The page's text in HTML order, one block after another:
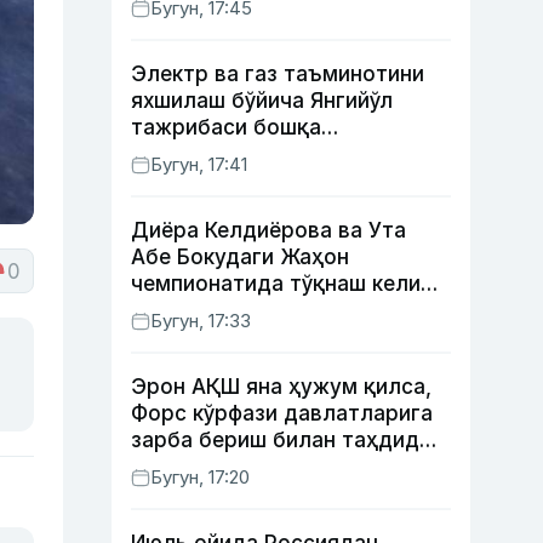
0
Бугун, 17:45
Электр ва газ таъминотини
яхшилаш бўйича Янгийўл
тажрибаси бошқа
ҳудудларда ҳам жорий
этилади
Бугун, 17:41
Диёра Келдиёрова ва Ута
Абе Бокудаги Жаҳон
чемпионатида тўқнаш келиши
мумкин — ОАВ
Бугун, 17:33
Эрон АҚШ яна ҳужум қилса,
Форс кўрфази давлатларига
зарба бериш билан таҳдид
қилди
Бугун, 17:20